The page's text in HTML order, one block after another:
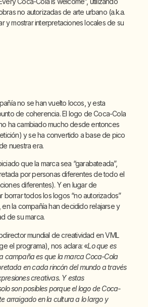
no autorizadas de arte urbano (a.k.a.
y mostrar interpretaciones locales de su
no se han vuelto locos, y esta
de coherencia. El logo de Coca-Cola
ha cambiado mucho desde entonces
y se ha convertido a base de pico
nuestra era.
que la marca sea “garabateada”,
por personas diferentes de todo el
diferentes). Y en lugar de
borrar todos los logos “no autorizados”
la compañía han decidido relajarse y
de su marca.
mundial de creatividad en VML
el programa), nos aclara: «Lo que es
campaña es que la marca Coca-Cola
en cada rincón del mundo a través
creativas. Y estas
son posibles porque el logo de Coca-
arraigado en la cultura a lo largo y